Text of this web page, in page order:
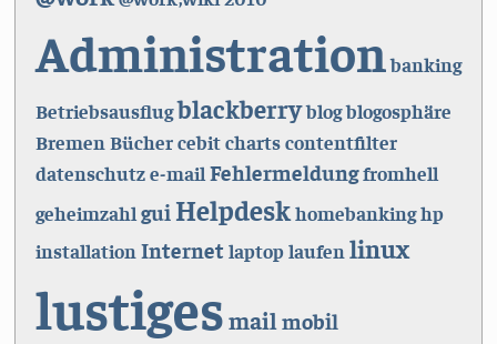
Administrationbanking
Betriebsausflugblackberryblogblogosphäre
Bremen Büchercebitchartscontentfilter
datenschutze-mail Fehlermeldungfromhell
geheimzahl gui Helpdeskhomebankinghp
installation Internet laptoplaufen linux
lustigesmail mobil